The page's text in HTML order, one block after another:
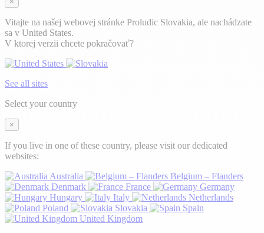
Vitajte na našej webovej stránke Proludic Slovakia, ale nachádzate
sa v United States.
V ktorej verzii chcete pokračovať?
See all sites
Select your country
×
If you live in one of these country, please visit our dedicated
websites:
Australia
Belgium – Flanders
Denmark
France
Germany
Hungary
Italy
Netherlands
Poland
Slovakia
Spain
United Kingdom